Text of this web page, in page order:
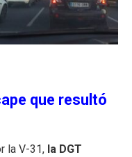
que resultó
la V-31, la DGT